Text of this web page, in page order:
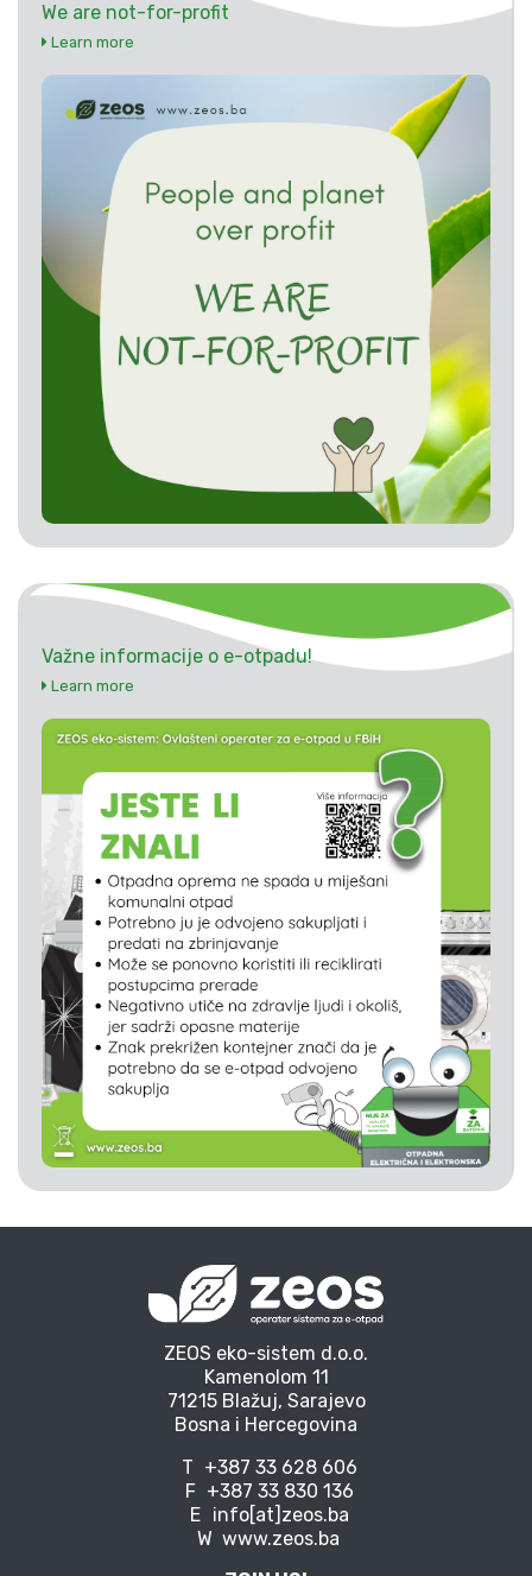
We are not-for-profit
Learn more
Važne informacije o e-otpadu!
Learn more
ZEOS eko-sistem d.o.o.
Kamenolom 11
71215 Blažuj, Sarajevo
Bosna i Hercegovina
T +387 33 628 606
F +387 33 830 136
E info[at]zeos.ba
W www.zeos.ba